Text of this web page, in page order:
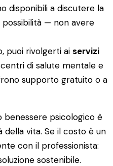
disponibili a discutere la
possibilità — non avere
puoi rivolgerti ai servizi
di salute mentale e
supporto gratuito o a
psicologico è
della vita. Se il costo è un
con il professionista:
sostenibile.